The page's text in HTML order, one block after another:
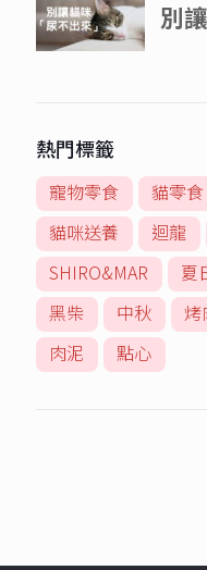
熱門標籤
寵物零食 貓零食
貓咪送養
迴龍
SHIRO&MAR
夏
黑柴
中秋 烤
肉泥
點心